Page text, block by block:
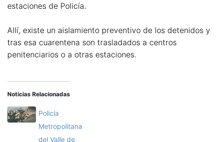
estaciones de Policía.
Allí, existe un aislamiento preventivo de los detenidos y
tras esa cuarentena son trasladados a centros
penitenciarios o a otras estaciones.
Noticias Relacionadas
Policía
Metropolitana
del Valle de